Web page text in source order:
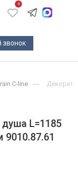
0
звонок
С-line
L=1185